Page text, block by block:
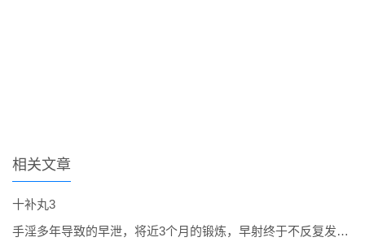
相关文章
十补丸3
手淫多年导致的早泄，将近3个月的锻炼，早射终于不反复发作了。